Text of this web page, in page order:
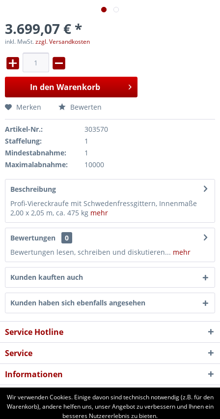
3.699,07 € *
inkl. MwSt.zzgl. Versandkosten
In den Warenkorb
Merken Bewerten
Artikel-Nr.:
303570
Staffelung:
1
Mindestabnahme:
1
Maximalabnahme:
10000
Beschreibung
Profi-Viereckraufe mit Schwedenfressgittern, Innenmaße
2,00 x 2,05 m, ca. 475 kg mehr
Bewertungen
0
Bewertungen lesen, schreiben und diskutieren... mehr
Kunden kauften auch
Kunden haben sich ebenfalls angesehen
Service Hotline
Service
Informationen
Newsletter
Wir verwenden Cookies. Einige davon sind technisch notwendig (z.B. für den
Warenkorb), andere helfen uns, unser Angebot zu verbessern und Ihnen ein
besseres Nutzererlebnis zu bieten.